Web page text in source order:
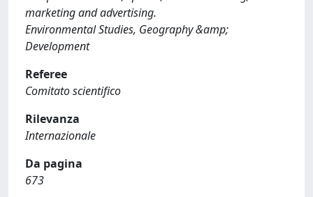
marketing and advertising.
Environmental Studies, Geography &amp;
Development
Referee
Comitato scientifico
Rilevanza
Internazionale
Da pagina
673